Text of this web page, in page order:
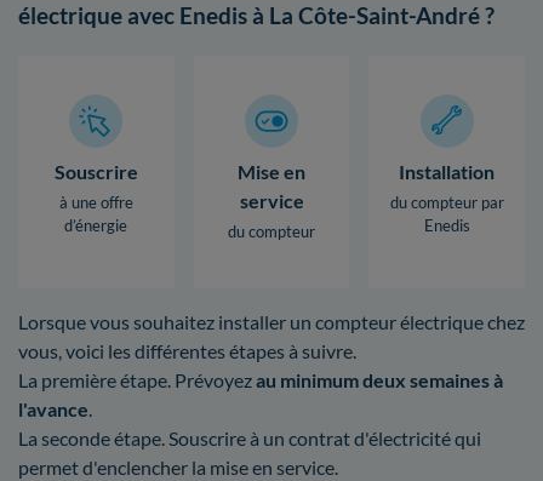
électrique avec Enedis à La Côte-Saint-André ?
Souscrire
à une offre
d’énergie
Mise en
service
du compteur
Installation
du compteur par
Enedis
Lorsque vous souhaitez installer un compteur électrique chez
vous, voici les différentes étapes à suivre.
La première étape. Prévoyezau minimum deux semaines à
l'avance.
La seconde étape. Souscrire à un contrat d'électricité qui
permet d'enclencher la mise en service.